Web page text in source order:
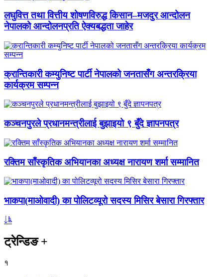
लघुवित्त तथा वित्तीय शोषणविरुद्ध किसान–मजदुर आन्दोलन
नेपालको आन्दोलनप्रति ऐक्यबद्धता जाहेर
क्रान्तिकारी कम्युनिष्ट पार्टी नेपालको जनतासँग अन्तरक्रिया
कार्यक्रम सम्पन्न
कञ्चनपुरले प्रधानमन्त्रीलाई बुझाइयो ९ बुँदे ज्ञापनपत्र
रक्तिम साँस्कृतिक अभियानका अध्यक्ष नारायण शर्मा सम्मानित
भाकपा(माओवादी) का पोलिटव्यूरो सदस्य मिसिर बेसारा गिरफ्तार
ट्रेन्डिङ+
१